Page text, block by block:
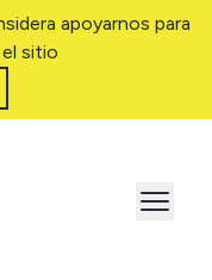
apoyarnos para
sitio